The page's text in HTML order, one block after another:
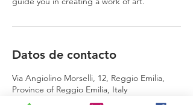
Datos de contacto
Via Angiolino Morselli, 12, Reggio Emilia,
Province of Reggio Emilia, Italy